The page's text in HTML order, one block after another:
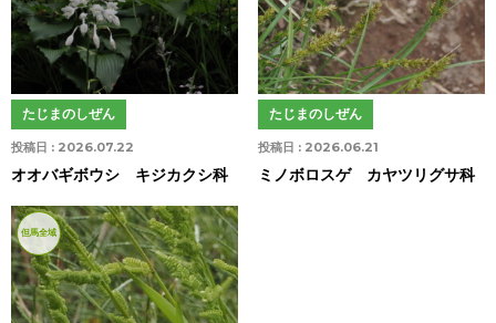
投稿日 : 2026.07.22
たじまのしぜん
オオバギボウシ キジカクシ科
投稿日 : 2026.06.21
たじまのしぜん
ミノボロスゲ カヤツリグサ科
但馬全域